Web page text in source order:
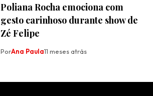
Poliana Rocha emociona com
gesto carinhoso durante show de
Zé Felipe
PorAna Paula11 meses atrás